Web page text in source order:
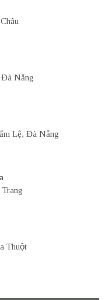
Đà Nẵng
Lệ, Đà Nẵng
Thuột